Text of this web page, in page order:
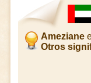
Ameziane
Otros